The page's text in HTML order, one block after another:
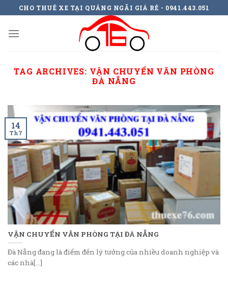
to
content
CHO THUÊ XE TẠI QUẢNG NGÃI GIÁ RẺ - 0941.443.051
TAG ARCHIVES: VẬN CHUYỂN VĂN PHÒNG
ĐÀ NẴNG
VẬN CHUYỂN VĂN PHÒNG TẠI ĐÀ NẴNG
Đà Nẵng đang là điểm đến lý tưởng của nhiều doanh nghiệp và
các nhà[...]
14
Th7